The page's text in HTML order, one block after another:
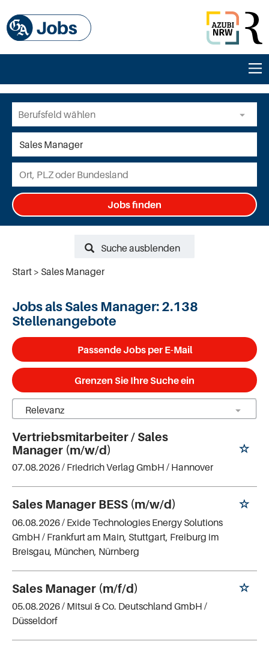
Jobs finden
Suche ausblenden
Start
Sales Manager
Jobs als Sales Manager:2.138
Stellenangebote
Passende Jobs per E-Mail
Grenzen Sie Ihre Suche ein
Vertriebsmitarbeiter / Sales
Manager (m/w/d)
07.08.2026 / Friedrich Verlag GmbH / Hannover
Sales Manager BESS (m/w/d)
06.08.2026 / Exide Technologies Energy Solutions
GmbH / Frankfurt am Main, Stuttgart, Freiburg im
Breisgau, München, Nürnberg
Sales Manager (m/f/d)
05.08.2026 / Mitsui & Co. Deutschland GmbH /
Düsseldorf